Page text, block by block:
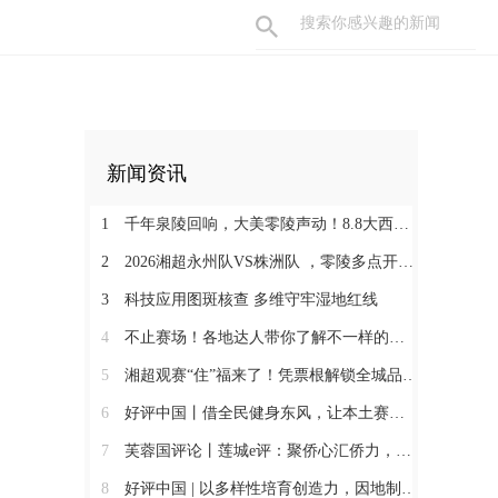
新闻资讯
1 千年泉陵回响，大美零陵声动！8.8大西门戏梦广场，一天穿越古今，共赴文旅盛宴
2 2026湘超永州队VS株洲队 ，零陵多点开设第二现场+赛事接驳车暖心上线
3 科技应用图斑核查 多维守牢湿地红线
4 不止赛场！各地达人带你了解不一样的永州
5 湘超观赛“住”福来了！凭票根解锁全城品质住宿低价！
6 好评中国丨借全民健身东风，让本土赛事撬动消费新增长
7 芙蓉国评论丨莲城e评：聚侨心汇侨力，山海万里皆家国
8 好评中国 | 以多样性培育创造力，因地制宜发展新质生产力